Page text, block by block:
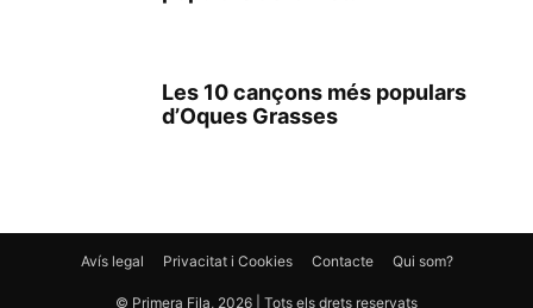
Les 10 cançons més populars
d’Oques Grasses
Avís legal Privacitat i Cookies Contacte Qui som?
© Primera Fila, 2026 | Tots els drets reservats